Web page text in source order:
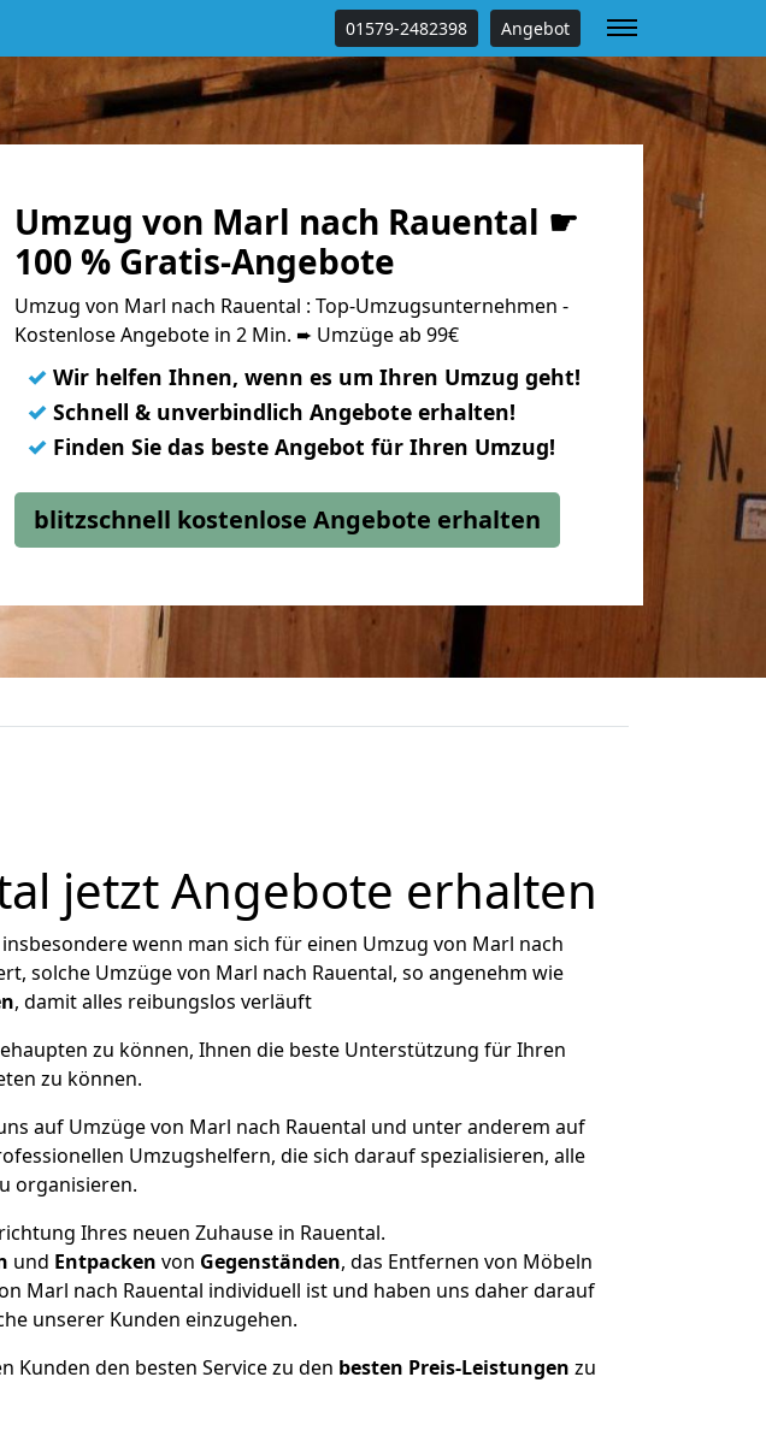
01579-2482398 Angebot
Umzug von Marl nach Rauental ☛
100 % Gratis-Angebote
Umzug von Marl nach Rauental : Top-Umzugsunternehmen -
Kostenlose Angebote in 2 Min. ➨ Umzüge ab 99€
✓ Wir helfen Ihnen, wenn es um Ihren Umzug geht!
✓ Schnell & unverbindlich Angebote erhalten!
✓ Finden Sie das beste Angebot für Ihren Umzug!
blitzschnell kostenlose Angebote erhalten
jetzt Angebote erhalten
wenn man sich für einen Umzug von Marl nach
solche Umzüge von Marl nach Rauental, so angenehm wie
, damit alles reibungslos verläuft
zu können, Ihnen die beste Unterstützung für Ihren
zu können.
auf Umzüge von Marl nach Rauental und unter anderem auf
Umzugshelfern, die sich darauf spezialisieren, alle
organisieren.
Ihres neuen Zuhause in Rauental.
und Entpacken von Gegenständen, das Entfernen von Möbeln
Marl nach Rauental individuell ist und haben uns daher darauf
unserer Kunden einzugehen.
Kunden den besten Service zu den besten Preis-Leistungen zu